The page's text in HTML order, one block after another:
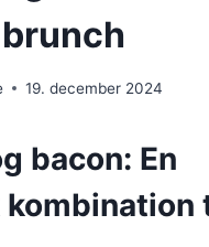
19. december 2024
bacon: En